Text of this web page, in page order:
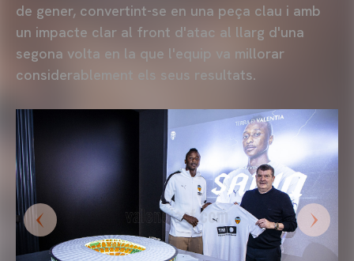
de gener, convertint-se en una peça clau i amb
un impacte clar al front d'atac al llarg d'una
segona volta en la que l'equip va millorar
considerablement els seus resultats.